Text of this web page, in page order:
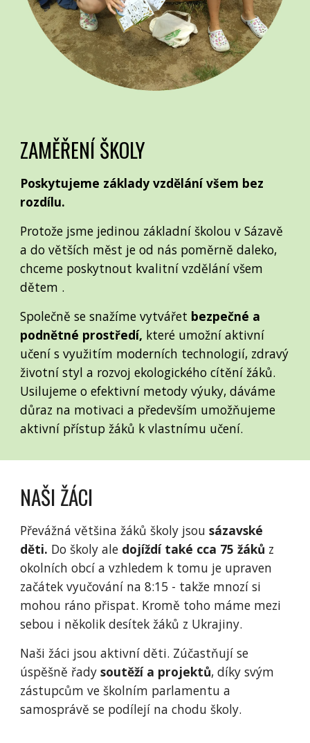
ZAMĚŘENÍ ŠKOLY
Poskytujeme základy vzdělání všem bez
rozdílu.
Protože jsme jedinou základní školou v Sázavě
a do větších měst je od nás poměrně daleko,
chceme poskytnout kvalitní vzdělání všem
dětem .
Společně se snažíme vytvářet bezpečné a
podnětné prostředí, které umožní aktivní
učení s využitím moderních technologií, zdravý
životní styl a rozvoj ekologického cítění žáků.
Usilujeme o efektivní metody výuky, dáváme
důraz na motivaci a především umožňujeme
aktivní přístup žáků k vlastnímu učení.
NAŠI ŽÁCI
Převážná většina žáků školy jsou sázavské
děti. Do školy ale dojíždí také cca 75 žáků z
okolních obcí a vzhledem k tomu je upraven
začátek vyučování na 8:15 - takže mnozí si
mohou ráno přispat. Kromě toho máme mezi
sebou i několik desítek žáků z Ukrajiny.
Naši žáci jsou aktivní děti. Zúčastňují se
úspěšně řadysoutěží a projektů, díky svým
zástupcům ve školním parlamentu a
samosprávě se podílejí na chodu školy.